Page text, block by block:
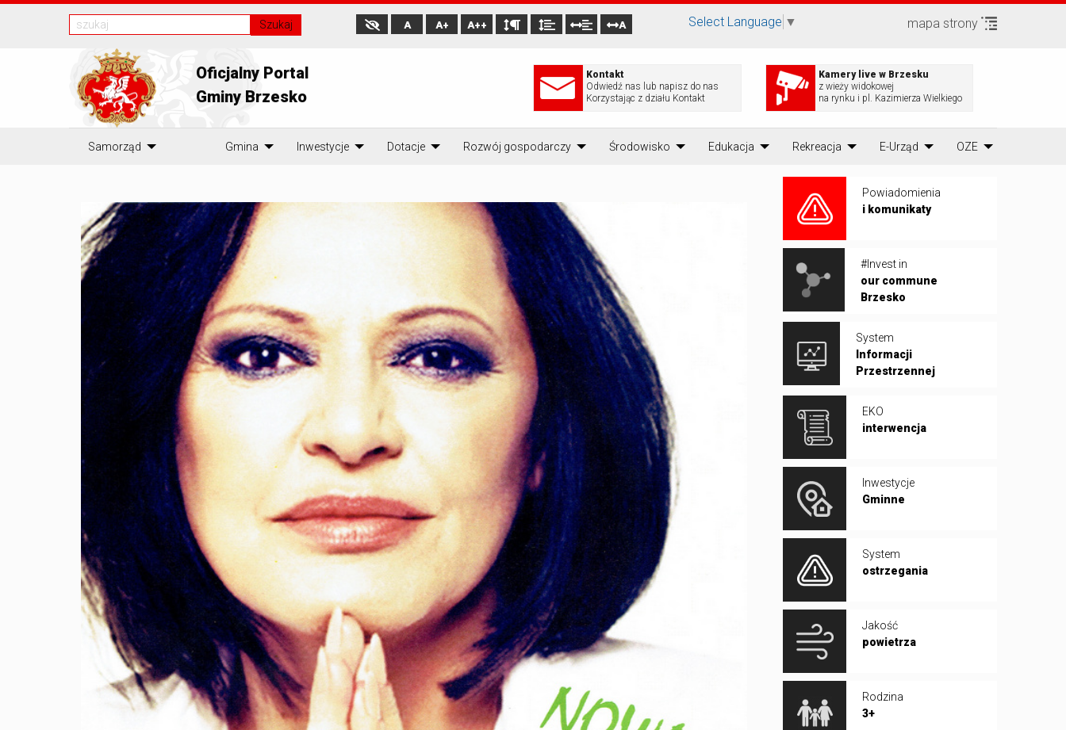
Szukaj A A+ A++ A Select Language ▼ mapa strony
Oficjalny Portal
Gminy Brzesko
Kontakt
Odwiedź nas lub napisz do nas
Korzystając z działu Kontakt
Kamery live w Brzesku
z wieży widokowej
na rynku i pl. Kazimierza Wielkiego
Samorząd Gmina Inwestycje Dotacje Rozwój gospodarczy Środowisko Edukacja Rekreacja E-Urząd OZE
Powiadomienia
i komunikaty
#Invest in
our commune
Brzesko
System
Informacji
Przestrzennej
EKO
interwencja
Inwestycje
Gminne
System
ostrzegania
Jakość
powietrza
Rodzina
3+